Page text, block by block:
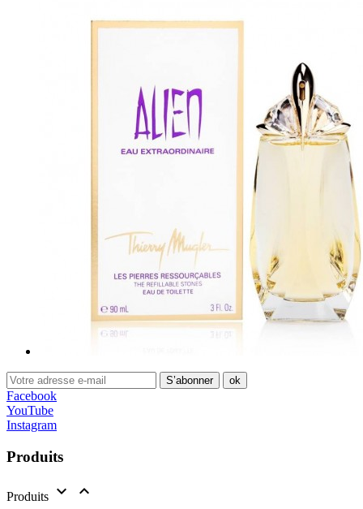
Facebook
YouTube
Instagram
Produits
Produits  